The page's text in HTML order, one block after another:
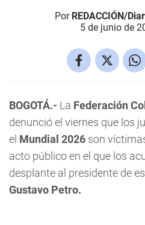
Por REDACCIÓN/
5 de junio de
BOGOTÁ.- La Federación
denunció el viernes que los
el Mundial 2026 son
acto público en el que los
desplante al presidente de
Gustavo Petro.